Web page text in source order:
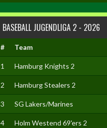
BASEBALL JUGENDLIGA 2 - 2026
# Team
1 Hamburg Knights 2
2 Hamburg Stealers 2
3 SG Lakers/Marines
4 Holm Westend 69'ers 2